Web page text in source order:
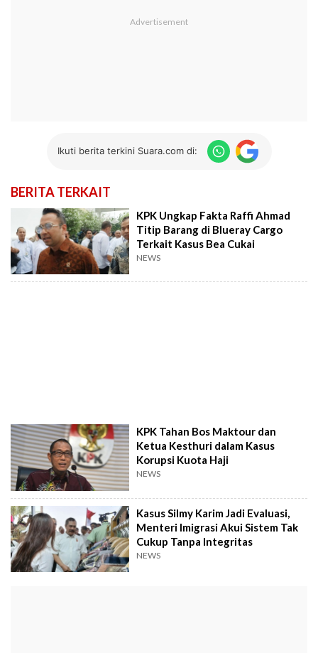
Ikuti berita terkini Suara.com di:
BERITA TERKAIT
KPK Ungkap Fakta Raffi Ahmad
Titip Barang di Blueray Cargo
Terkait Kasus Bea Cukai
NEWS
KPK Tahan Bos Maktour dan
Ketua Kesthuri dalam Kasus
Korupsi Kuota Haji
NEWS
Kasus Silmy Karim Jadi Evaluasi,
Menteri Imigrasi Akui Sistem Tak
Cukup Tanpa Integritas
NEWS